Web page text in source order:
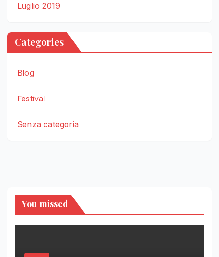
Luglio 2019
Categories
Blog
Festival
Senza categoria
You missed